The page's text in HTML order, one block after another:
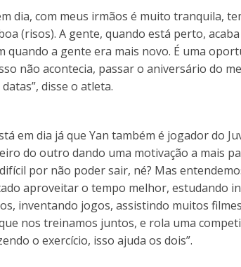
dia, com meus irmãos é muito tranquila,
(risos). A gente, quando está perto,
quando a gente era mais novo. É uma
não acontecia, passar o aniversário do
disse o atleta.
em dia já que Yan também é jogador do
do outro dando uma motivação a mais
por não poder sair, né? Mas
aproveitar o tempo melhor, estudando
inventando jogos, assistindo muitos
nos treinamos juntos, e rola uma
o exercício, isso ajuda os dois”.